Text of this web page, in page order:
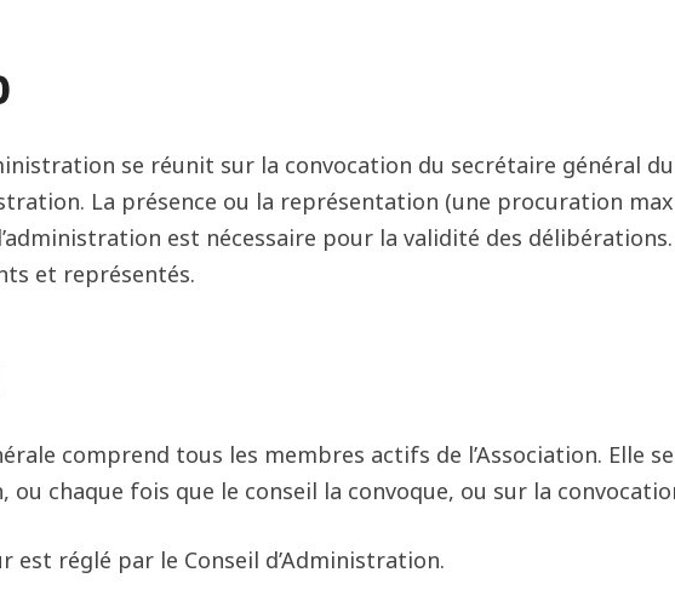
se réunit sur la convocation du secrétaire général
La présence ou la représentation (une procuration
est nécessaire pour la validité des
et représentés.
comprend tous les membres actifs de l’Association. Elle
ou chaque fois que le conseil la convoque, ou sur la
est réglé par le Conseil d’Administration.